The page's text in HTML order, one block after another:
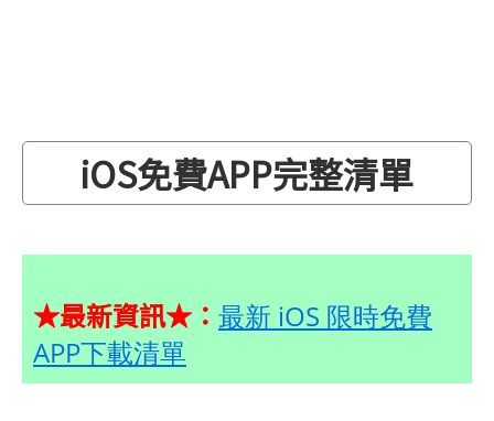
iOS免費APP完整清單
★最新資訊★： 最新 iOS 限時免費
APP下載清單